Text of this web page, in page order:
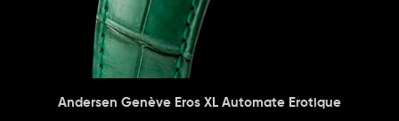
Andersen Genève Eros XL Automate Erotique